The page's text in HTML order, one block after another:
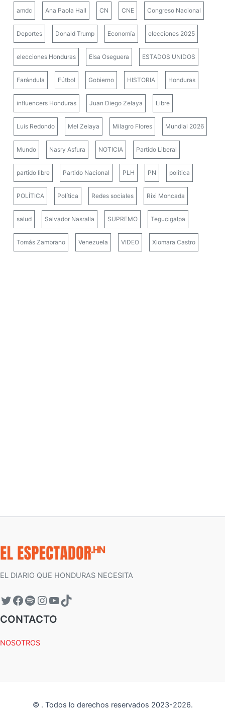
amdc Ana Paola Hall CN CNE Congreso Nacional
Deportes Donald Trump Economía elecciones 2025
elecciones Honduras Elsa Oseguera ESTADOS UNIDOS
Farándula Fútbol Gobierno HISTORIA Honduras
influencers Honduras Juan Diego Zelaya Libre
Luis Redondo Mel Zelaya Milagro Flores Mundial 2026
Mundo Nasry Asfura NOTICIA Partido Liberal
partido libre Partido Nacional PLH PN politica
POLÍTICA Política Redes sociales Rixi Moncada
salud Salvador Nasralla SUPREMO Tegucigalpa
Tomás Zambrano Venezuela VIDEO Xiomara Castro
EL DIARIO QUE HONDURAS NECESITA
CONTACTO
NOSOTROS
© . Todos lo derechos reservados 2023-2026.